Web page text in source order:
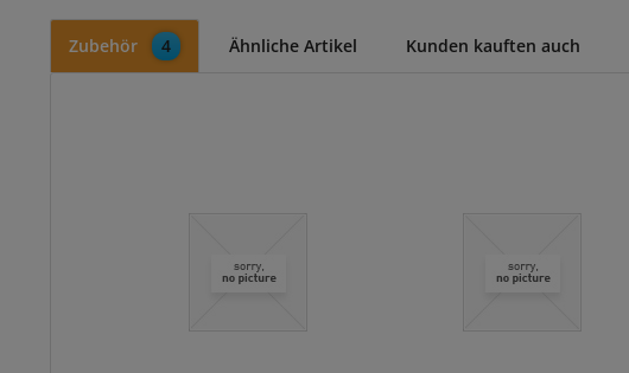
Zubehör 4 Ähnliche Artikel Kunden kauften auch